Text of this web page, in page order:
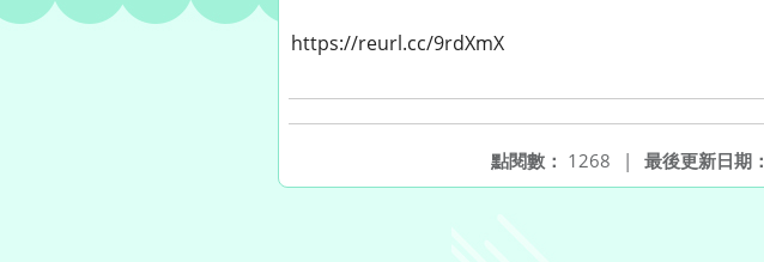
https://reurl.cc/9rdXmX
最後更新日期：
點閱數： 1268 |